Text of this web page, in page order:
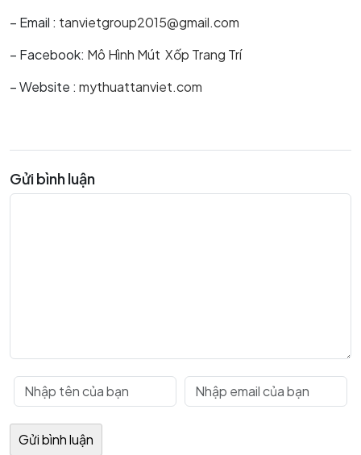
– Email : tanvietgroup2015@gmail.com
– Facebook: Mô Hình Mút Xốp Trang Trí
– Website : mythuattanviet.com
Gửi bình luận